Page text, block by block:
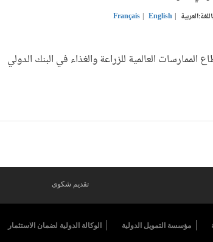
العربية English
Français
العالمية للزراعة والغذاء في البنك الدولي
تقديم شكوى
مؤسسة التمويل الدولية الوكالة الدولية لضمان الاستثمار